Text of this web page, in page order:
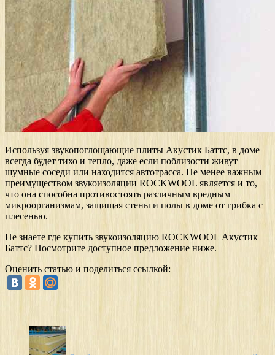
Используя звукопоглощающие плиты Акустик Баттс, в доме
всегда будет тихо и тепло, даже если поблизости живут
шумные соседи или находится автотрасса. Не менее важным
преимуществом звукоизоляции ROCKWOOL является и то,
что она способна противостоять различным вредным
микроорганизмам, защищая стены и полы в доме от грибка с
плесенью.
Не знаете где купить звукоизоляцию ROCKWOOL Акустик
Баттс? Посмотрите доступное предложение ниже.
Оценить статью и поделиться ссылкой: